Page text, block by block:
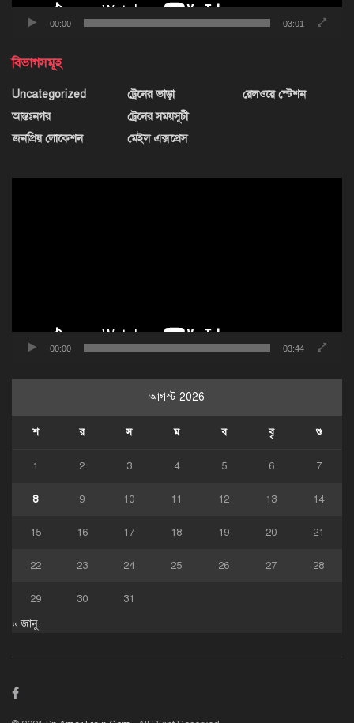
00:00 03:01
বিভাগসমূহ
Uncategorized
আন্তঃনগর
জনপ্রিয় লোকেশন
ট্রেনের ভাড়া
ট্রেনের সময়সূচী
মেইল এক্সপ্রেস
রেলওয়ে স্টেশন
00:00 03:44
আগস্ট 2026
শ র স ম ব বৃ শু
1 2 3 4 5 6 7
8 9 10 11 12 13 14
15 16 17 18 19 20 21
22 23 24 25 26 27 28
29 30 31
« জানু.